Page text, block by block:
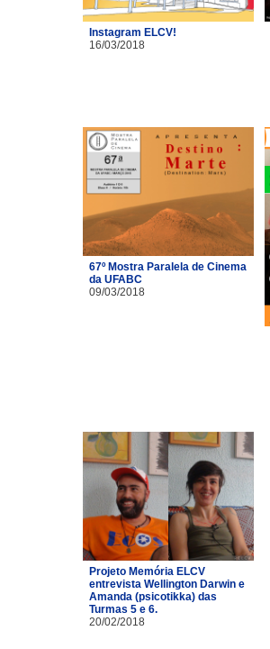
Instagram ELCV!
16/03/2018
67º Mostra Paralela de Cinema
da UFABC
09/03/2018
Projeto Memória ELCV
entrevista Wellington Darwin e
Amanda (psicotikka) das
Turmas 5 e 6.
20/02/2018